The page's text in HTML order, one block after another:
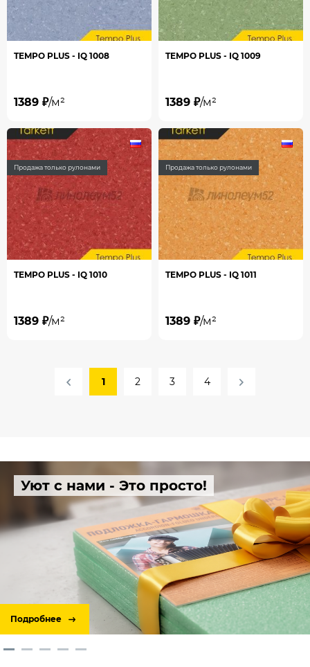
TEMPO PLUS - IQ 1008
1389 ₽/м²
TEMPO PLUS - IQ 1009
1389 ₽/м²
Продажа только рулонами
TEMPO PLUS - IQ 1010
1389 ₽/м²
Продажа только рулонами
TEMPO PLUS - IQ 1011
1389 ₽/м²
1 2 3 4
Уют с нами - Это просто!
Подробнее